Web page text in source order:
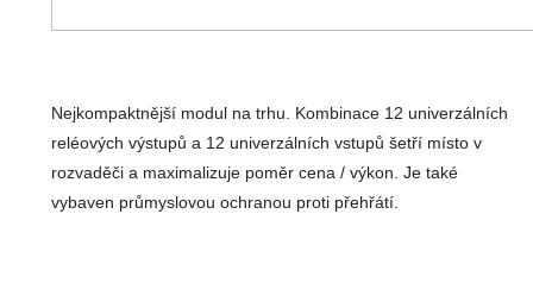
Nejkompaktnější modul na trhu. Kombinace 12 univerzálních
reléových výstupů a 12 univerzálních vstupů šetří místo v
rozvaděči a maximalizuje poměr cena / výkon. Je také
vybaven průmyslovou ochranou proti přehřátí.